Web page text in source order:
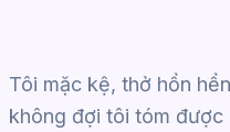
Tôi mặc kệ, thở hổn
không đợi tôi tóm được